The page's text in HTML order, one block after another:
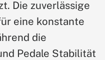
Die zuverlässige
eine konstante
die
Pedale Stabilität